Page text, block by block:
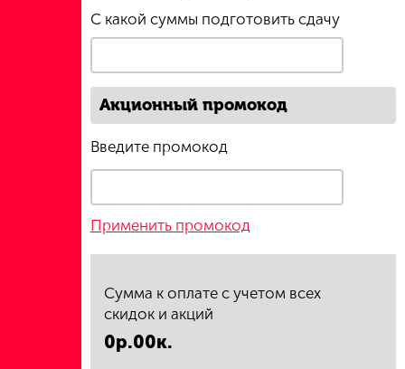
С какой суммы подготовить сдачу
Акционный промокод
Введите промокод
Применить промокод
Сумма к оплате с учетом всех
скидок и акций
0р.00к.